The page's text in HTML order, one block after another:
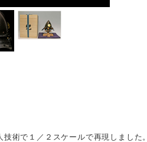
術で１／２スケールで再現しました。